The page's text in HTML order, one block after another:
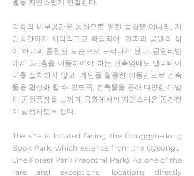
벨을 자연스럽게 연결한다.
각층의 내부공간은 공원으로 열린 풍경뿐 아니라, 계
단공간까지 시각적으로 확장되어, 건축과 공원의 삶
이 하나의 중첩된 모습으로 드러나게 된다. 공원레벨
에서 5개층을 이동하여야 하는 건축임에도 엘리베이
터를 설치하지 않고, 계단을 활용한 이동만으로 건축
물을 활성화 할 수 있도록, 건축물을 통해 다양한 레벨
의 공원풍경을 느끼며 공원에서의 자연스러운 공간전
이 발생하도록 했다.
The site is located facing the Donggyo-dong
Book Park, which extends from the Gyeongui
Line Forest Park (Yeontral Park). As one of the
rare and exceptional locations directly